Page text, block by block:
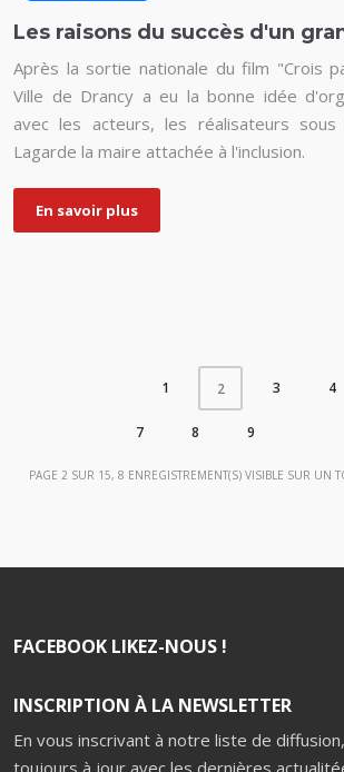
Les raisons du succès d'un
Après la sortie nationale du film "Crois
Ville de Drancy a eu la bonne idée
avec les acteurs, les réalisateurs
Lagarde la maire attachée à l'inclusion.
En savoir plus
1 2 3 4
7 8 9
PAGE 2 SUR 15, 8 ENREGISTREMENT(S) VISIBLE SUR UN
FACEBOOK LIKEZ-NOUS !
INSCRIPTION À LA NEWSLETTER
En vous inscrivant à notre liste de
toujours à jour avec les dernières